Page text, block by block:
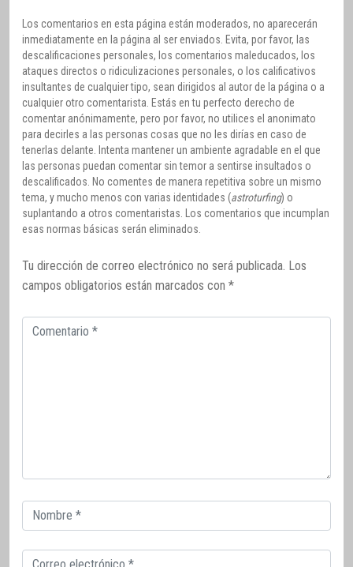
Los comentarios en esta página están moderados, no aparecerán
inmediatamente en la página al ser enviados. Evita, por favor, las
descalificaciones personales, los comentarios maleducados, los
ataques directos o ridiculizaciones personales, o los calificativos
insultantes de cualquier tipo, sean dirigidos al autor de la página o a
cualquier otro comentarista. Estás en tu perfecto derecho de
comentar anónimamente, pero por favor, no utilices el anonimato
para decirles a las personas cosas que no les dirías en caso de
tenerlas delante. Intenta mantener un ambiente agradable en el que
las personas puedan comentar sin temor a sentirse insultados o
descalificados. No comentes de manera repetitiva sobre un mismo
tema, y mucho menos con varias identidades (astroturfing) o
suplantando a otros comentaristas. Los comentarios que incumplan
esas normas básicas serán eliminados.
Tu dirección de correo electrónico no será publicada. Los
campos obligatorios están marcados con *
Comentario
Correo
electrónico
Correo